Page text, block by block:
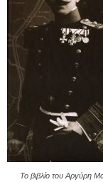
Το βιβλίο του Αργύρη